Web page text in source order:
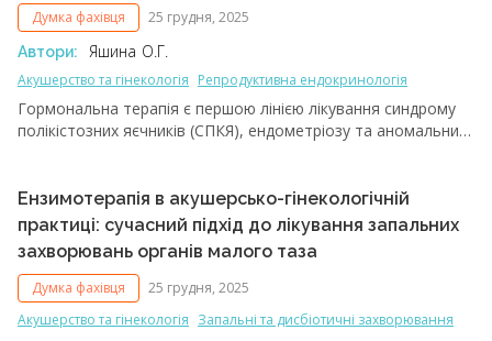
Думка фахівця 25 грудня, 2025
Автори: Яшина О.Г.
Акушерство та гінекологія Репродуктивна ендокринологія
Гормональна терапія є першою лінією лікування синдрому
полікістозних яєчників (СПКЯ), ендометріозу та аномальних
контрацептивів (КОК). Проте побічні ефекти КОК, такі
як нудота, зміни настрою, мастодинія та занепокоєння
щодо тромботичних ризиків, часто стають причиною
передчасного припинення їх прийому. Низький комплаєнс
призводить до рецидивів і прогресування захворювань, а
також до погіршення прогнозу лікування. Сучасна тактика
ведення пацієнток цієї категорії передбачає комплексний
Ензимотерапія в акушерсько-гінекологічній
практиці: сучасний підхід до лікування запальних
захворювань органів малого таза
Думка фахівця
25 грудня, 2025
Акушерство та гінекологія Запальні та дисбіотичні захворювання